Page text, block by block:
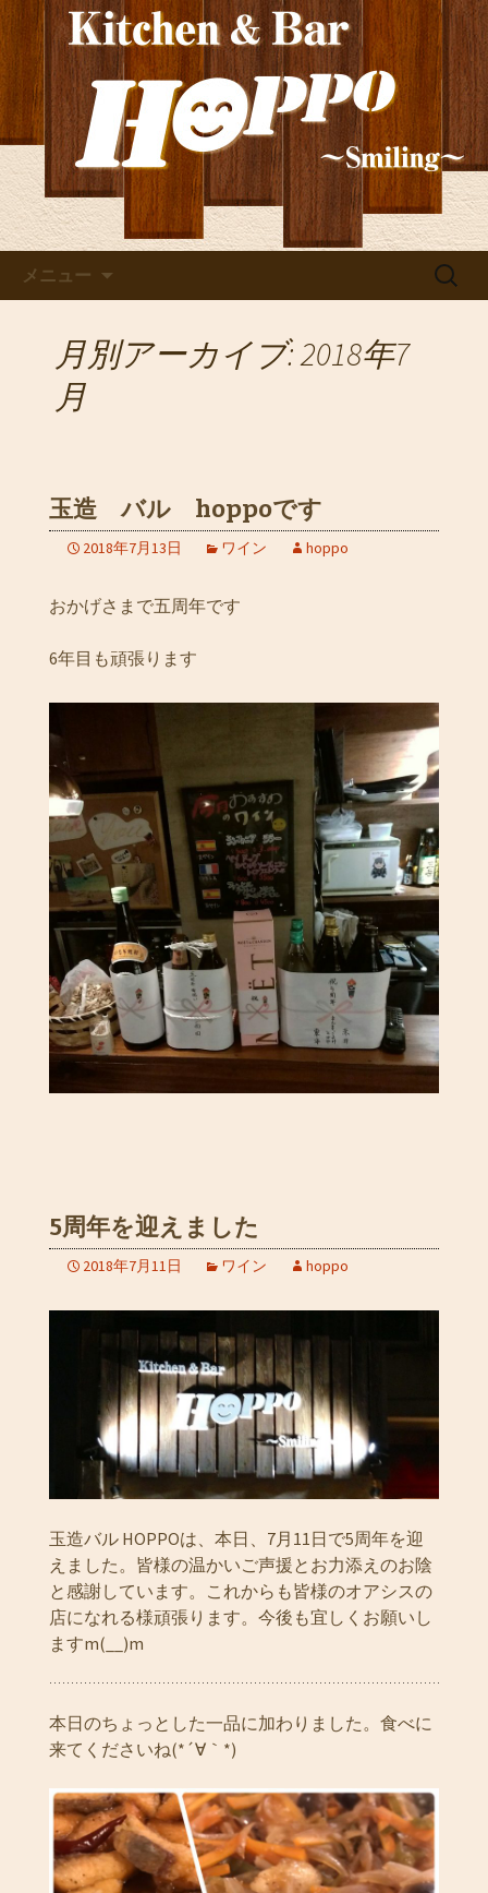
玉造の洋食居酒屋
「HOPPO（ホッポ）」の最新
情報
新しいワインの情報を発信！ご宴会や
貸切にもぴったり。深夜2時まで営業し
ているので、2軒目利用としても。
メニュー
検
月別アーカイブ: 2018年7
月
玉造 バル hoppoです
2018年7月13日 ワイン hoppo
おかげさまで五周年です
6年目も頑張ります
5周年を迎えました
2018年7月11日 ワイン hoppo
玉造バル HOPPOは、本日、7月11日で5周年を迎
えました。皆様の温かいご声援とお力添えのお陰
と感謝しています。これからも皆様のオアシスの
店になれる様頑張ります。今後も宜しくお願いし
ますm(__)m
本日のちょっとした一品に加わりました。食べに
来てくださいね(*´∀｀*)